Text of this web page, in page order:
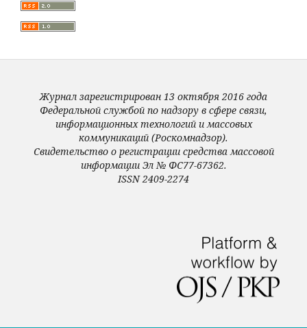
Журнал зарегистрирован 13 октября 2016 года
Федеральной службой по надзору в сфере связи,
информационных технологий и массовых
коммуникаций (Роскомнадзор).
Свидетельство о регистрации средства массовой
информации Эл № ФС77-67362.
ISSN 2409-2274